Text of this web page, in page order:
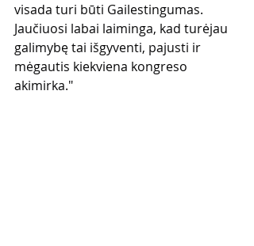
visada turi būti Gailestingumas.
Jaučiuosi labai laiminga, kad turėjau
galimybę tai išgyventi, pajusti ir
mėgautis kiekviena kongreso
akimirka."